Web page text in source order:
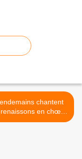
chantent
en chœur
>